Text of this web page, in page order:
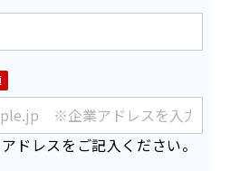
ドレスをご記入ください。